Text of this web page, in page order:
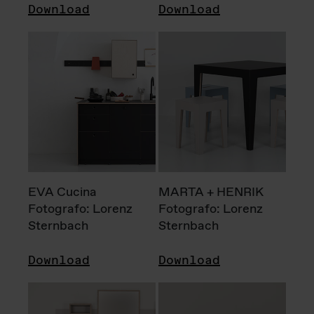
Download Download
EVA Cucina
Fotografo: Lorenz
Sternbach
Download
MARTA + HENRIK
Fotografo: Lorenz
Sternbach
Download